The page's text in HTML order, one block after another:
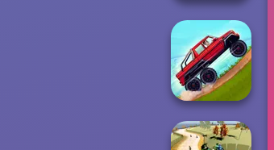
Moto Cabbie
Simulator